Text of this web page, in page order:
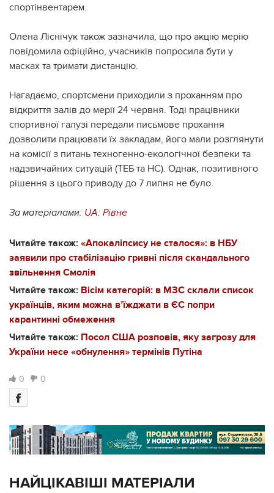
спортінвентарем.
Олена Ліснічук також зазначила, що про акцію мерію
повідомила офіційно, учасників попросила бути у
масках та тримати дистанцію.
Нагадаємо, спортсмени приходили з проханням про
відкриття залів до мерії 24 червня. Тоді працівники
спортивної галузі передали письмове прохання
дозволити працювати їх закладам, його мали розглянути
на комісії з питань техногенно-екологічної безпеки та
надзвичайних ситуацій (ТЕБ та НС). Однак, позитивного
рішення з цього приводу до 7 липня не було.
За матеріалами: UA: Рівне
Читайте також: «Апокаліпсису не сталося»: в НБУ
заявили про стабілізацію гривні після скандального
звільнення Смолія
Читайте також: Вісім категорій: в МЗС склали список
українців, яким можна в’їжджати в ЄС попри
карантинні обмеження
Читайте також: Посол США розповів, яку загрозу для
України несе «обнулення» термінів Путіна
0 0
НАЙЦІКАВІШІ МАТЕРІАЛИ